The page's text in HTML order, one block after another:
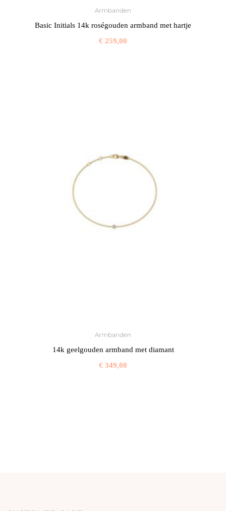
Armbanden
Basic Initials 14k roségouden armband met hartje
€ 259,00
Armbanden
14k geelgouden armband met diamant
€ 349,00